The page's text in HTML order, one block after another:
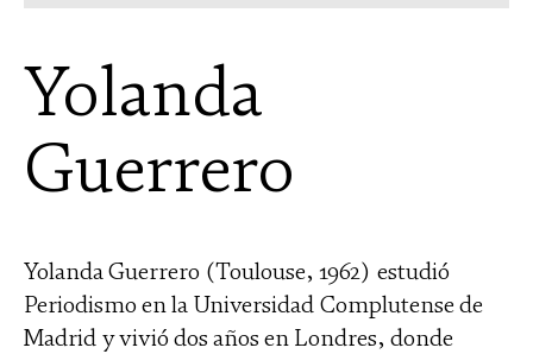
Yolanda
Guerrero
Yolanda Guerrero (Toulouse, 1962) estudió
Periodismo en la Universidad Complutense de
Madrid y vivió dos años en Londres, donde